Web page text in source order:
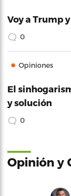
Voy a Trump
0
Opiniones
El
y solución
0
Opinión y